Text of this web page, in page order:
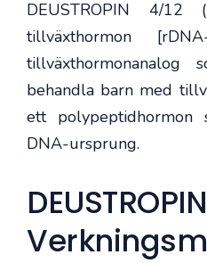
DEUSTROPIN 4/12
tillväxthormon
behandla barn med
ett polypeptidhormon
DNA-ursprung.